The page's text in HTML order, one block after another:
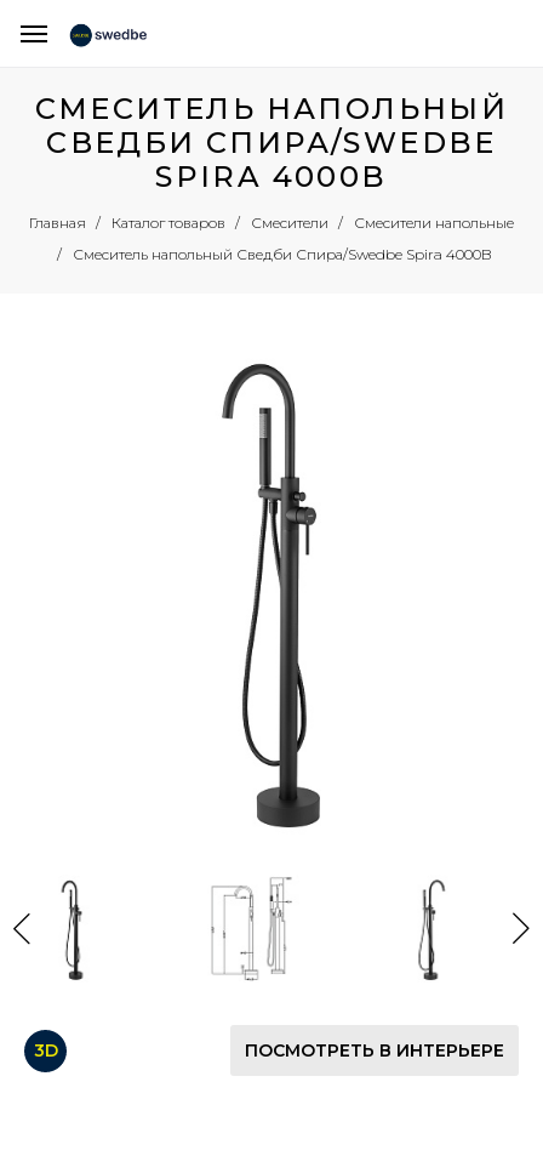
СМЕСИТЕЛЬ НАПОЛЬНЫЙ
СВЕДБИ СПИРА/SWEDBE
SPIRA 4000B
Главная Каталог товаров Смесители
Смесители напольные
Смеситель напольный Сведби Спира/Swedbe Spira 4000B
3D ПОСМОТРЕТЬ В ИНТЕРЬЕРЕ